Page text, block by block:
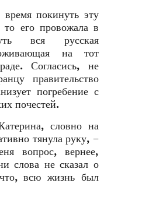
покинуть эту
его провожала в
вся русская
на тот
Согласись, не
правительство
погребение с
почестей.
словно на
тянула руку, −
вопрос, вернее,
слова не сказал о
всю жизнь был